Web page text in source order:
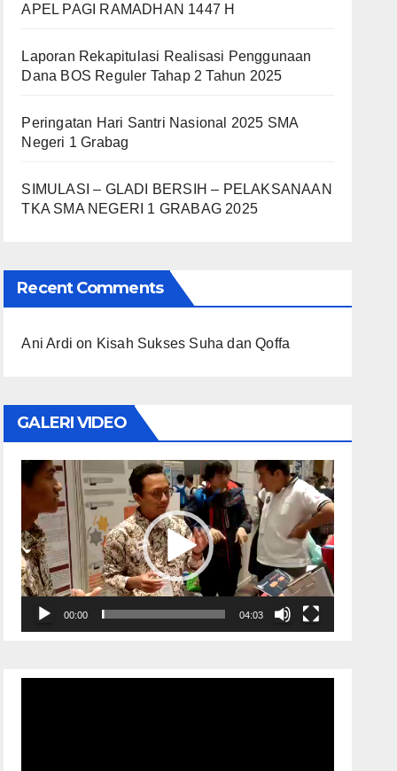
APEL PAGI RAMADHAN 1447 H
Laporan Rekapitulasi Realisasi Penggunaan
Dana BOS Reguler Tahap 2 Tahun 2025
Peringatan Hari Santri Nasional 2025 SMA
Negeri 1 Grabag
SIMULASI – GLADI BERSIH – PELAKSANAAN
TKA SMA NEGERI 1 GRABAG 2025
Recent Comments
Ani Ardi on Kisah Sukses Suha dan Qoffa
GALERI VIDEO
Video
Player
00:00 04:03